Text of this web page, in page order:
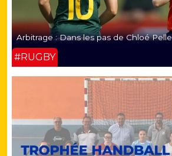
Arbitrage : Dans les pas de Chloé Pelle
#RUGBY